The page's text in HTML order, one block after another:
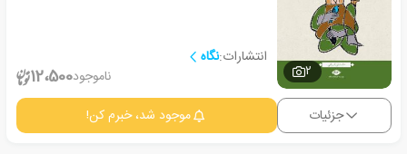
2
انتشارات:نگاه
ناموجود12،500
جزئیات موجود شد، خبرم کن!